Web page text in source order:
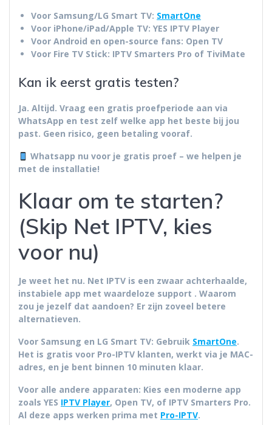
Voor Samsung/LG Smart TV: SmartOne
Voor iPhone/iPad/Apple TV: YES IPTV Player
Voor Android en open-source fans: Open TV
Voor Fire TV Stick: IPTV Smarters Pro of TiviMate
Kan ik eerst gratis testen?
Ja. Altijd. Vraag een gratis proefperiode aan via
WhatsApp en test zelf welke app het beste bij jou
past. Geen risico, geen betaling vooraf.
Whatsapp nu voor je gratis proef – we helpen je
met de installatie!
Klaar om te starten?
(Skip Net IPTV, kies
voor nu)
Je weet het nu. Net IPTV is een zwaar achterhaalde,
instabiele app met waardeloze support . Waarom
zou je jezelf dat aandoen? Er zijn zoveel betere
alternatieven.
Voor Samsung en LG Smart TV: Gebruik SmartOne.
Het is gratis voor Pro-IPTV klanten, werkt via je MAC-
adres, en je bent binnen 10 minuten klaar.
Voor alle andere apparaten: Kies een moderne app
zoals YES IPTV Player, Open TV, of IPTV Smarters Pro.
Al deze apps werken prima met Pro-IPTV.